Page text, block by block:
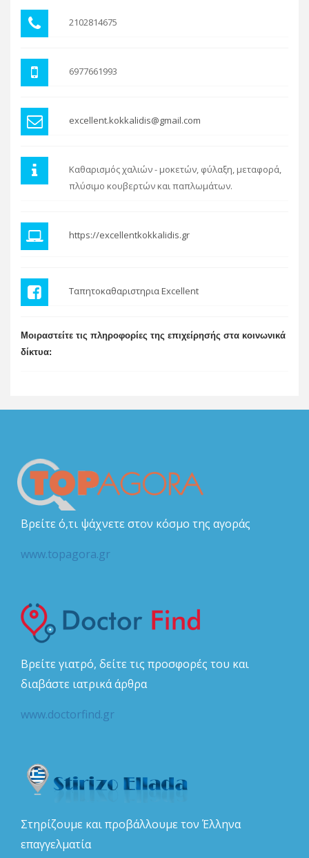
2102814675
6977661993
excellent.kokkalidis@gmail.com
Καθαρισμός χαλιών - μοκετών, φύλαξη, μεταφορά,
πλύσιμο κουβερτών και παπλωμάτων.
https://excellentkokkalidis.gr
Ταπητοκαθαριστηρια Excellent
Μοιραστείτε τις πληροφορίες της επιχείρησής στα κοινωνικά
δίκτυα:
Βρείτε ό,τι ψάχνετε στον κόσμο της αγοράς
www.topagora.gr
Βρείτε γιατρό, δείτε τις προσφορές του και
διαβάστε ιατρικά άρθρα
www.doctorfind.gr
Στηρίζουμε και προβάλλουμε τον Έλληνα
επαγγελματία